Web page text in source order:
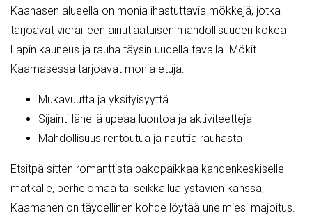
Kaanasen alueella on monia ihastuttavia mökkejä, jotka
tarjoavat vierailleen ainutlaatuisen mahdollisuuden kokea
Lapin kauneus ja rauha täysin uudella tavalla. Mökit
Kaamasessa tarjoavat monia etuja:
Mukavuutta ja yksityisyyttä
Sijainti lähellä upeaa luontoa ja aktiviteetteja
Mahdollisuus rentoutua ja nauttia rauhasta
Etsitpä sitten romanttista pakopaikkaa kahdenkeskiselle
matkalle, perhelomaa tai seikkailua ystävien kanssa,
Kaamanen on täydellinen kohde löytää unelmiesi majoitus.